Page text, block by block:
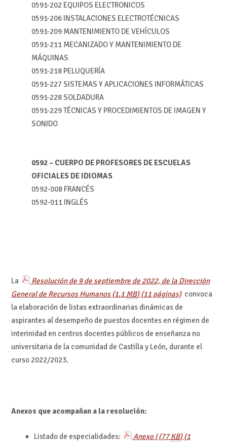
0591-202 EQUIPOS ELECTRONICOS
0591-206 INSTALACIONES ELECTROTÉCNICAS
0591-209 MANTENIMIENTO DE VEHÍCULOS
0591-211 MECANIZADO Y MANTENIMIENTO DE
MÁQUINAS
0591-218 PELUQUERÍA
0591-227SISTEMAS Y APLICACIONES INFORMÁTICAS
0591-228SOLDADURA
0591-229TÉCNICAS Y PROCEDIMIENTOS DE IMAGEN Y
SONIDO
0592 – CUERPO DE PROFESORES DE ESCUELAS
OFICIALES DE IDIOMAS
0592-008 FRANCÉS
0592-011 INGLÉS
La
Resolución de 9 de septiembre de 2022, de la Dirección
General de Recursos Humanos(1.1 MB)(11 páginas) convoca
la elaboración de listas extraordinarias dinámicas de
aspirantes al desempeño de puestos docentes en régimen de
interinidad en centros docentes públicos de enseñanza no
universitaria de la comunidad de Castilla y León, durante el
curso 2022/2023.
Anexos que acompañan a la resolución:
Listado de especialidades: Anexo I(77KB)(1